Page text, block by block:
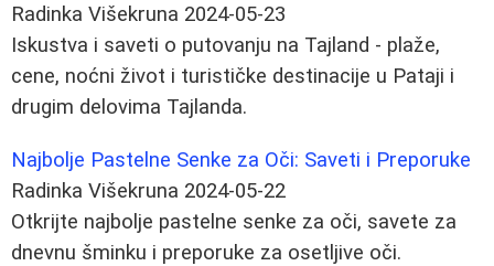
Radinka Višekruna 2024-05-23
Iskustva i saveti o putovanju na Tajland - plaže,
cene, noćni život i turističke destinacije u Pataji i
drugim delovima Tajlanda.
Najbolje Pastelne Senke za Oči: Saveti i Preporuke
Radinka Višekruna 2024-05-22
Otkrijte najbolje pastelne senke za oči, savete za
dnevnu šminku i preporuke za osetljive oči.